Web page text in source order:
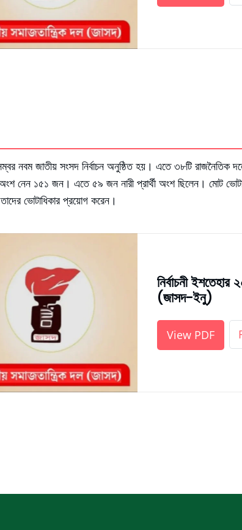
নবম জাতীয় সংসদ নির্বাচন অনুষ্ঠিত হয়। এতে ৩৮টি রাজনৈতিক
অংশ নেন ১৫১ জন। এতে ৫৯ জন নারী প্রার্থী অংশ ছিলেন। মোট
ভোটাধিকার প্রয়োগ করেন।
নির্বাচনী
(জাসদ-ইনু)
View PDF